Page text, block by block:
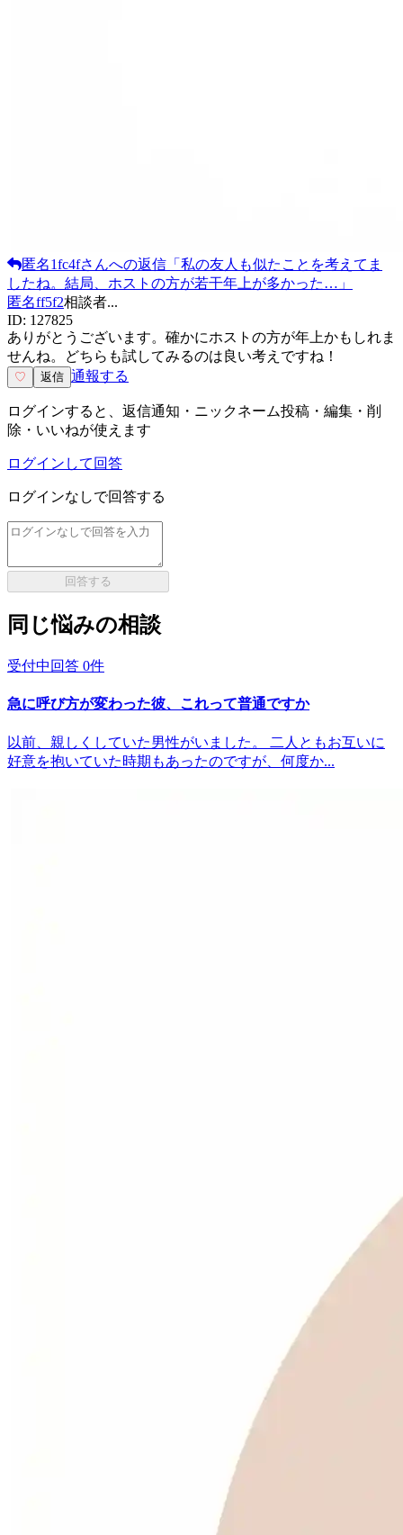
匿名1fc4fさんへの返信 「 私の友人も似たことを考えてま
したね。結局、ホストの方が若干年上が多かった… 」
匿名ff5f2相談者...
ID: 127825
ありがとうございます。確かにホストの方が年上かもしれま
せんね。どちらも試してみるのは良い考えですね！
♡ 返信 通報する
ログインすると、返信通知・ニックネーム投稿・編集・削
除・いいねが使えます
ログインして回答
ログインなしで回答する
回答する
同じ悩みの相談
受付中 回答 0件
急に呼び方が変わった彼、これって普通ですか
以前、親しくしていた男性がいました。 二人ともお互いに
好意を抱いていた時期もあったのですが、何度か...